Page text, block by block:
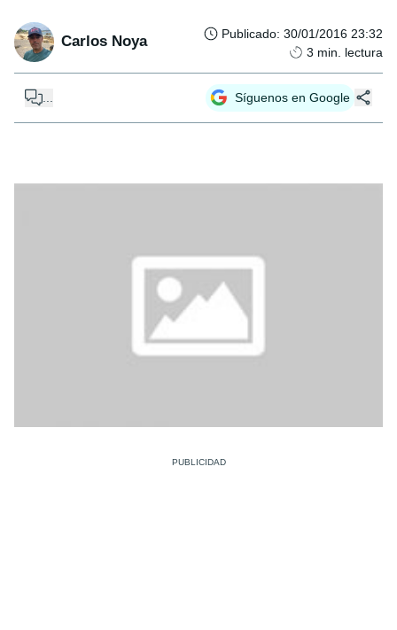
Carlos Noya Publicado: 30/01/2016 23:32
3 min. lectura
Síguenos en Google